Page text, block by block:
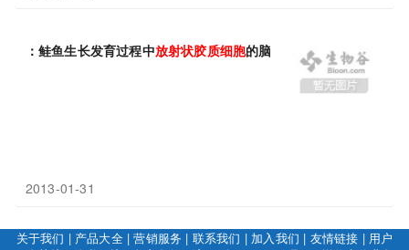
：鲑鱼生长发育过程中放射状胶质细胞的脑内分布
2013-01-31
关于我们 | 产品大全|营销服务 | 联系我们 | 加入我们 | 友情链接 | 用户